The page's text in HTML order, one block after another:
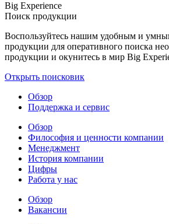
Big Experience
Поиск продукции
Воспользуйтесь нашим удобным и
продукции для оперативного поиска
продукции и окунитесь в мир Big
Открыть поисковик
Обзор
Поддержка и сервис
Обзор
Философия и ценности компании
Менеджмент
История компании
Цифры
Работа у нас
Обзор
Вакансии